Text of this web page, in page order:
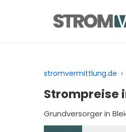
stromvermittlung.de ›
Strompreise
Grundversorger in